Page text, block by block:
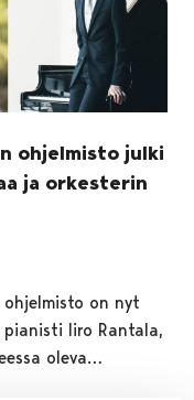
ohjelmisto julki
ja orkesterin
on nyt
Iiro Rantala,
oleva…